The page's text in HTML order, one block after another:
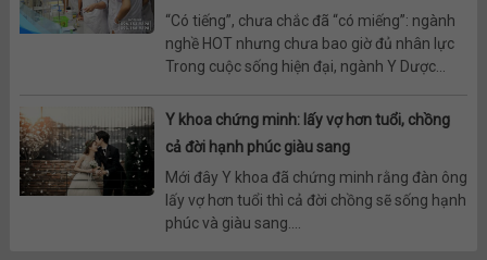
“Có tiếng”, chưa chắc đã “có miếng”: ngành
nghề HOT nhưng chưa bao giờ đủ nhân lực
Trong cuộc sống hiện đại, ngành Y Dược...
Y khoa chứng minh: lấy vợ hơn tuổi, chồng
cả đời hạnh phúc giàu sang
Mới đây Y khoa đã chứng minh rằng đàn ông
lấy vợ hơn tuổi thì cả đời chồng sẽ sống hạnh
phúc và giàu sang....